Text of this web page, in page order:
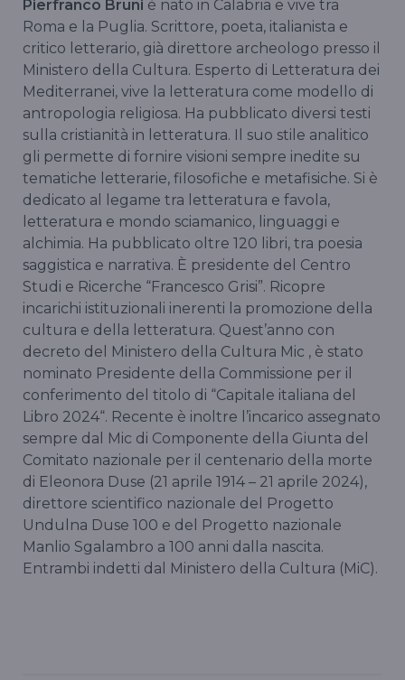
Pierfranco Bruni è nato in Calabria e vive tra
Roma e la Puglia. Scrittore, poeta, italianista e
critico letterario, già direttore archeologo presso il
Ministero della Cultura. Esperto di Letteratura dei
Mediterranei, vive la letteratura come modello di
antropologia religiosa. Ha pubblicato diversi testi
sulla cristianità in letteratura. Il suo stile analitico
gli permette di fornire visioni sempre inedite su
tematiche letterarie, filosofiche e metafisiche. Si è
dedicato al legame tra letteratura e favola,
letteratura e mondo sciamanico, linguaggi e
alchimia. Ha pubblicato oltre 120 libri, tra poesia
saggistica e narrativa. È presidente del Centro
Studi e Ricerche “Francesco Grisi”. Ricopre
incarichi istituzionali inerenti la promozione della
cultura e della letteratura. Quest’anno con
decreto del Ministero della Cultura Mic , è stato
nominato Presidente della Commissione per il
conferimento del titolo di “Capitale italiana del
Libro 2024“. Recente è inoltre l’incarico assegnato
sempre dal Mic di Componente della Giunta del
Comitato nazionale per il centenario della morte
di Eleonora Duse (21 aprile 1914 – 21 aprile 2024),
direttore scientifico nazionale del Progetto
Undulna Duse 100 e del Progetto nazionale
Manlio Sgalambro a 100 anni dalla nascita.
Entrambi indetti dal Ministero della Cultura (MiC).